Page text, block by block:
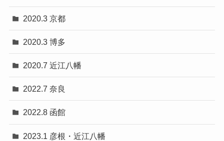
2020.3 京都
2020.3 博多
2020.7 近江八幡
2022.7 奈良
2022.8 函館
2023.1 彦根・近江八幡